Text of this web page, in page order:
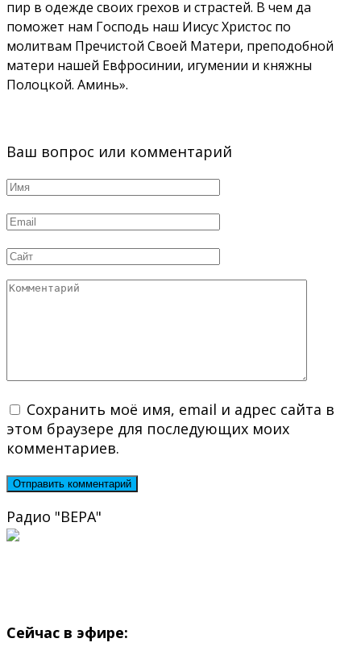
пир в одежде своих грехов и страстей. В чем да
поможет нам Господь наш Иисус Христос по
молитвам Пречистой Своей Матери, преподобной
матери нашей Евфросинии, игумении и княжны
Полоцкой. Аминь».
Ваш вопрос или комментарий
Имя
Email
Сайт
Комментарий
Сохранить моё имя, email и адрес сайта в
этом браузере для последующих моих
комментариев.
Радио "ВЕРА"
Сейчас в эфире: